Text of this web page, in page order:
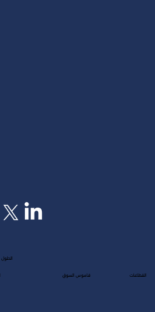
الحلول
قاموس السوق القطاعات